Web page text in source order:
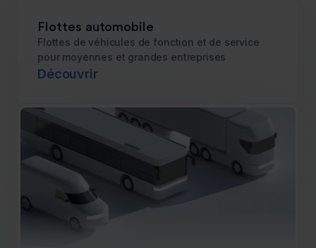
Flottes automobile
Flottes de véhicules de fonction et de service
pour moyennes et grandes entreprises
Découvrir